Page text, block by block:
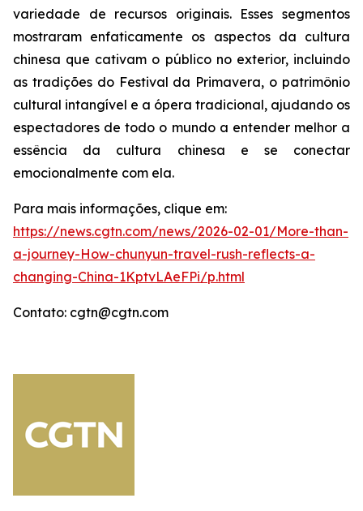
variedade de recursos originais. Esses segmentos
mostraram enfaticamente os aspectos da cultura
chinesa que cativam o público no exterior, incluindo
as tradições do Festival da Primavera, o patrimônio
cultural intangível e a ópera tradicional, ajudando os
espectadores de todo o mundo a entender melhor a
essência da cultura chinesa e se conectar
emocionalmente com ela.
Para mais informações, clique em:
https://news.cgtn.com/news/2026-02-01/More-than-
a-journey-How-chunyun-travel-rush-reflects-a-
changing-China-1KptvLAeFPi/p.html
Contato: cgtn@cgtn.com